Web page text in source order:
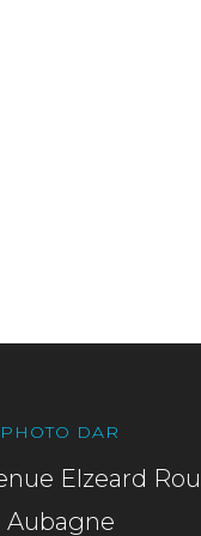
DAR
Elzeard
Aubagne